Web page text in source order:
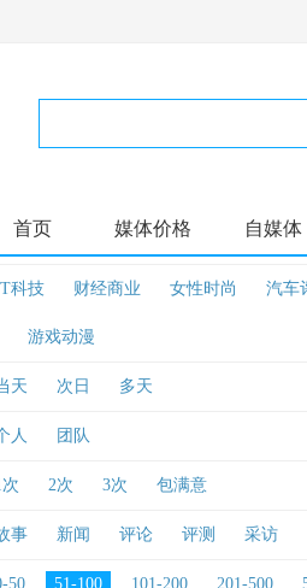
首页 媒体价格 自媒体
科技 财经商业 女性时尚 汽车
游戏动漫
天 次日 多天
人 团队
次 2次 3次 包满意
事 新闻 评论 评测 采访
50 51-100 101-200 201-500